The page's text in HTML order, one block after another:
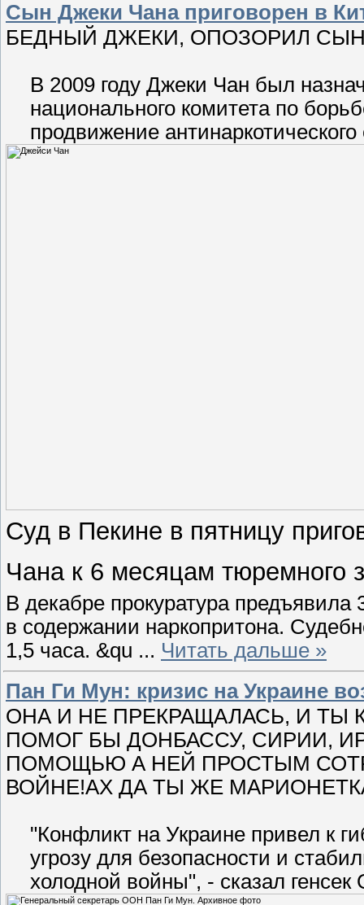
Сын Джеки Чана приговорен в
БЕДНЫЙ ДЖЕКИ, ОПОЗОРИЛ
В 2009 году Джеки Чан был
национального комитета по
продвижение
Суд в Пекине в пятницу
Чана к 6 месяцам тюремного
В декабре прокуратура
в содержании наркопритона.
1,5 часа. &qu ... Читать дальше »
Пан Ги Мун: кризис на Украине
ОНА И НЕ ПРЕКРАЩАЛАСЬ, И ТЫ
ПОМОГ БЫ ДОНБАССУ, СИРИИ,
ПОМОЩЬЮ А НЕЙ ПРОСТЫМ
ВОЙНЕ!АХ ДА ТЫ ЖЕ
"Конфликт на Украине привел к
угрозу для безопасности и
холодной войны", - сказал